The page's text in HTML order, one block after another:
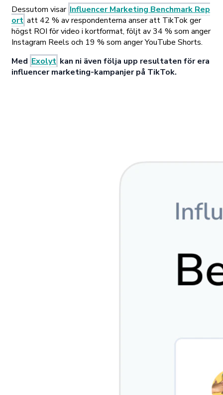
Dessutom visar Influencer Marketing Benchmark Rep
ort att 42 % av respondenterna anser att TikTok ger
högst ROI för video i kortformat, följt av 34 % som anger
Instagram Reels och 19 % som anger YouTube Shorts.
Med Exolyt kan ni även följa upp resultaten för era
influencer marketing-kampanjer på TikTok.